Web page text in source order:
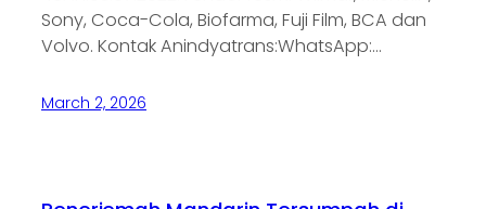
Sony, Coca-Cola, Biofarma, Fuji Film, BCA dan
Volvo. Kontak Anindyatrans:WhatsApp:…
March 2, 2026